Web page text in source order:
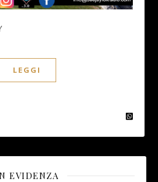
LEGGI
EVIDENZA